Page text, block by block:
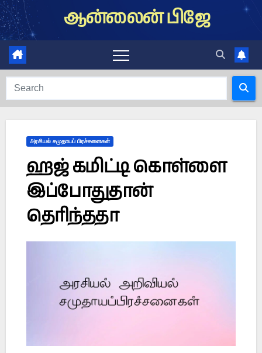
Skip
to
content
ஆன்லைன் பிஜே
அரசியல் சமுதாயப் பிரச்சனைகள்
ஹஜ் கமிட்டி கொள்ளை
இப்போதுதான்
தெரிந்ததா